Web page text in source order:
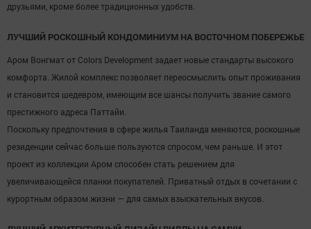
друзьями, кроме более традиционных удобств.
ЛУЧШИЙ РОСКОШНЫЙ КОНДОМИНИУМ НА ВОСТОЧНОМ ПОБЕРЕЖЬЕ
Аром Вонгмат от Colors Development задает новые стандарты высокого
комфорта. Жилой комплекс позволяет переосмыслить опыт проживания
и становится шедевром, имеющим все шансы получить звание самого
престижного адреса Паттайи.
Поскольку предпочтения в сфере жилья Таиланда меняются, роскошные
резиденции сейчас больше пользуются спросом, чем раньше. И этот
проект из коллекции Аром способен стать решением для
увеличивающейся планки покупателей. Приватный отдых в сочетании с
курортным образом жизни — для самых взыскательных вкусов.